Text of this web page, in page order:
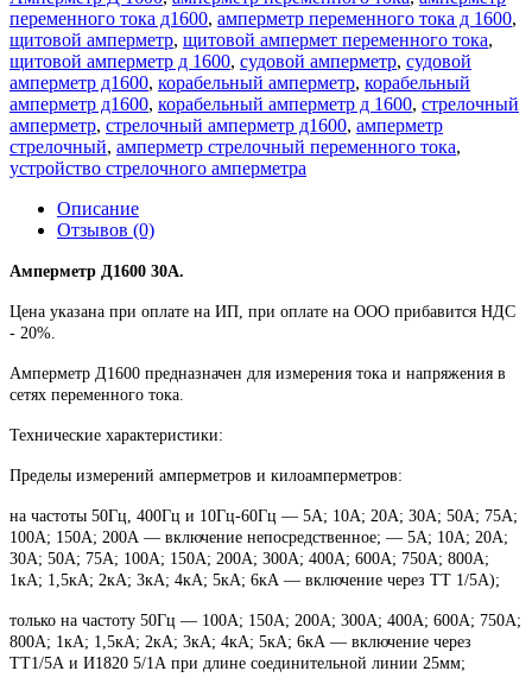
переменного тока д1600, амперметр переменного тока д 1600,
щитовой амперметр, щитовой ампермет переменного тока,
щитовой амперметр д 1600, судовой амперметр, судовой
амперметр д1600, корабельный амперметр, корабельный
амперметр д1600, корабельный амперметр д 1600, стрелочный
амперметр, стрелочный амперметр д1600, амперметр
стрелочный, амперметр стрелочный переменного тока,
устройство стрелочного амперметра
Описание
Отзывов (0)
Амперметр Д1600 30А.
Цена указана при оплате на ИП, при оплате на ООО прибавится НДС
- 20%.
Амперметр Д1600 предназначен для измерения тока и напряжения в
сетях переменного тока.
Технические характеристики:
Пределы измерений амперметров и килоамперметров:
на частоты 50Гц, 400Гц и 10Гц-60Гц ― 5А; 10А; 20А; 30А; 50А; 75А;
100А; 150А; 200А ― включение непосредственное; ― 5А; 10А; 20А;
30А; 50А; 75А; 100А; 150А; 200А; 300А; 400А; 600А; 750А; 800А;
1кА; 1,5кА; 2кА; 3кА; 4кА; 5кА; 6кА ― включение через ТТ 1/5А);
только на частоту 50Гц ― 100А; 150А; 200А; 300А; 400А; 600А; 750А;
800А; 1кА; 1,5кА; 2кА; 3кА; 4кА; 5кА; 6кА ― включение через
ТТ1/5А и И1820 5/1А при длине соединительной линии 25мм;